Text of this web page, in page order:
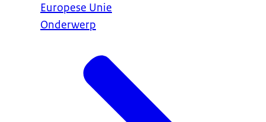
Europese Unie
Onderwerp